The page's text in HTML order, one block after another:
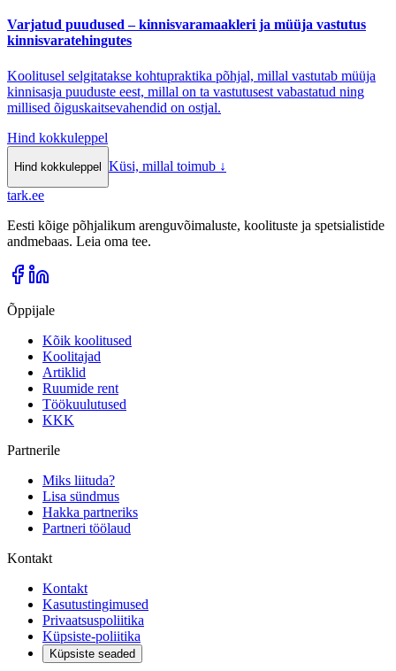
Varjatud puudused – kinnisvaramaakleri ja müüja vastutus
kinnisvaratehingutes
Koolitusel selgitatakse kohtupraktika põhjal, millal vastutab müüja
kinnisasja puuduste eest, millal on ta vastutusest vabastatud ning
millised õiguskaitsevahendid on ostjal.
Hind kokkuleppel
Hind kokkuleppel Küsi, millal toimub ↓
tark.ee
Eesti kõige põhjalikum arenguvõimaluste, koolituste ja spetsialistide
andmebaas. Leia oma tee.
Õppijale
Kõik koolitused
Koolitajad
Artiklid
Ruumide rent
Töökuulutused
KKK
Partnerile
Miks liituda?
Lisa sündmus
Hakka partneriks
Partneri töölaud
Kontakt
Kontakt
Kasutustingimused
Privaatsuspoliitika
Küpsiste-poliitika
Küpsiste seaded